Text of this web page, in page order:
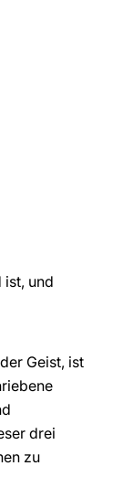
ist, und
Geist, ist
drei
zu